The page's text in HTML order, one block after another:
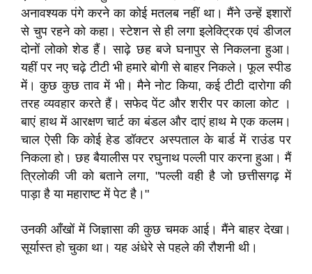
अनावश्यक पंगे करने का कोई मतलब नहीं था। मैंने उन्हें इशारों
से चुप रहने को कहा। स्टेशन से ही लगा इलेक्ट्रिक एवं डीजल
दोनों लोको शेड हैं। साढ़े छह बजे घनापुर से निकलना हुआ।
यहीं पर नए चढ़े टीटी भी हमारे बोगी से बाहर निकले। फूल स्पीड
में। कुछ कुछ ताव में भी। मैने नोट किया, कई टीटी दारोगा की
तरह व्यवहार करते हैं। सफेद पेंट और शरीर पर काला कोट ।
बाएं हाथ में आरक्षण चार्ट का बंडल और दाएं हाथ मे एक कलम।
चाल ऐसी कि कोई हेड डॉक्टर अस्पताल के बार्ड में राउंड पर
निकला हो। छह बैयालीस पर रघुनाथ पल्ली पार करना हुआ। मैं
त्रिलोकी जी को बताने लगा, "पल्ली वही है जो छत्तीसगढ़ में
पाड़ा है या महाराष्ट में पेट है।"
उनकी आँखों में जिज्ञासा की कुछ चमक आई। मैंने बाहर देखा।
सूर्यास्त हो चुका था। यह अंधेरे से पहले की रौशनी थी।